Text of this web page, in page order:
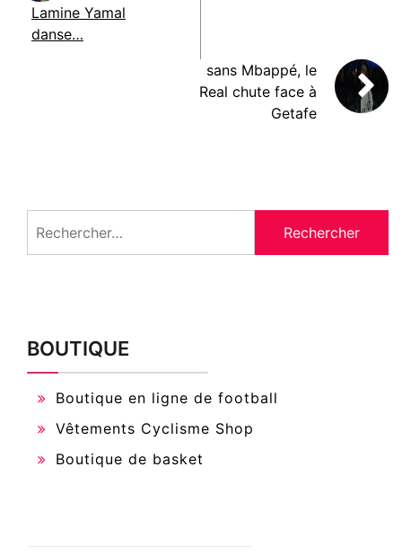
Lamine Yamal
danse…
sans Mbappé, le
Real chute face à
Getafe
BOUTIQUE
Boutique en ligne de football
Vêtements Cyclisme Shop
Boutique de basket